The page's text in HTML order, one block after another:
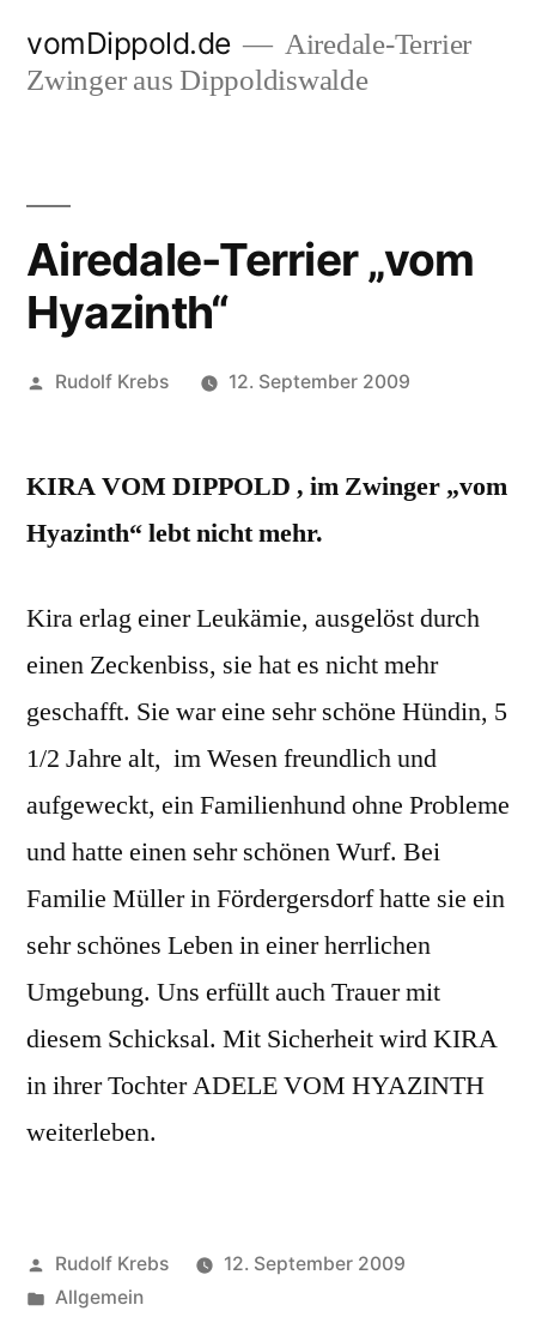
Inhalt
vomDippold.de
Airedale-Terrier
Zwinger aus Dippoldiswalde
Airedale-Terrier „vom
Hyazinth“
Veröffentlicht
Rudolf Krebs 12. September 2009
KIRA VOM DIPPOLD , im Zwinger „vom
Hyazinth“ lebt nicht mehr.
Kira erlag einer Leukämie, ausgelöst durch
einen Zeckenbiss, sie hat es nicht mehr
geschafft. Sie war eine sehr schöne Hündin, 5
1/2 Jahre alt, im Wesen freundlich und
aufgeweckt, ein Familienhund ohne Probleme
und hatte einen sehr schönen Wurf. Bei
Familie Müller in Fördergersdorf hatte sie ein
sehr schönes Leben in einer herrlichen
Umgebung. Uns erfüllt auch Trauer mit
diesem Schicksal. Mit Sicherheit wird KIRA
in ihrer Tochter ADELE VOM HYAZINTH
weiterleben.
Veröffentlicht
von
Rudolf Krebs
12. September 2009
Veröffentlicht
Allgemein